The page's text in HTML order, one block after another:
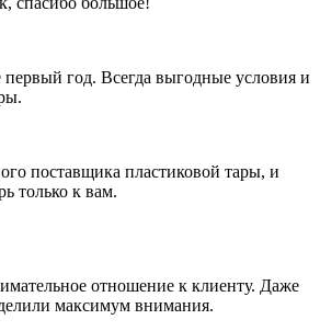
год. Всегда выгодные условия и
поставщика пластиковой тары, и
только к вам.
отношение к клиенту. Даже
максимум внимания.